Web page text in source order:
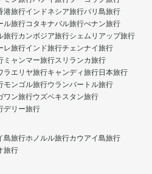
港旅行インドネシア旅行バリ島旅行
ル旅行コタキナバル旅行ぺナン旅行
旅行カンボジア旅行シェムリアップ旅行
レ旅行インド旅行チェンナイ旅行
ミャンマー旅行スリランカ旅行
ラエリヤ旅行キャンディ旅行日本旅行
モンゴル旅行ウランバートル旅行
ワン旅行ウズベキスタン旅行
デリー旅行
島旅行ホノルル旅行カウアイ島旅行
旅行